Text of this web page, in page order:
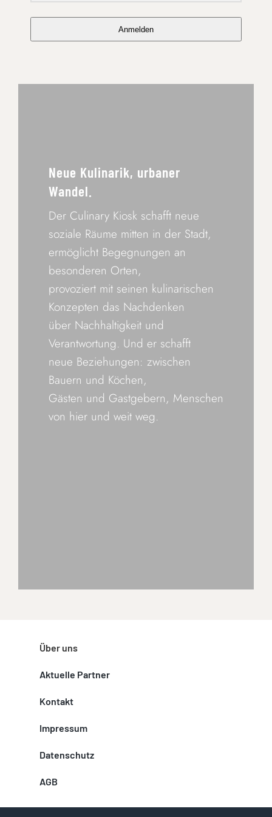
Anmelden
Neue Kulinarik, urbaner
Wandel.
Der Culinary Kiosk schafft neue
soziale Räume mitten in der Stadt,
ermöglicht Begegnungen an
besonderen Orten,
provoziert mit seinen kulinarischen
Konzepten das Nachdenken
über Nachhaltigkeit und
Verantwortung. Und er schafft
neue Beziehungen: zwischen
Bauern und Köchen,
Gästen und Gastgebern, Menschen
von hier und weit weg.
Über uns
Aktuelle Partner
Kontakt
Impressum
Datenschutz
AGB